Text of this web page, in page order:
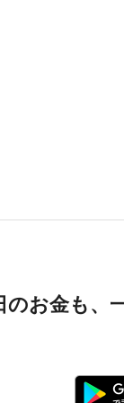
のお金も、